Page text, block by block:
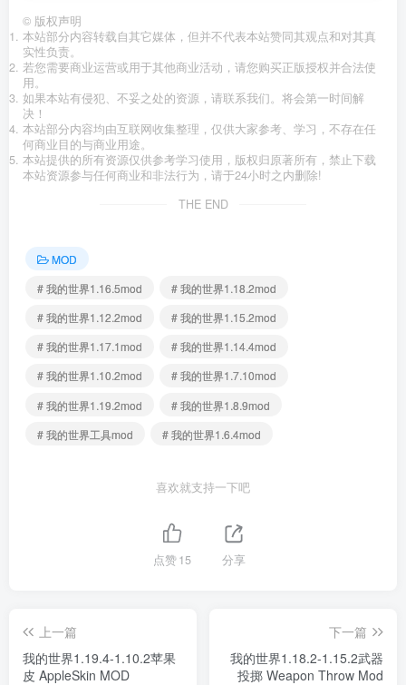
© 版权声明
本站部分内容转载自其它媒体，但并不代表本站赞同其观点和对其真
实性负责。
若您需要商业运营或用于其他商业活动，请您购买正版授权并合法使
用。
如果本站有侵犯、不妥之处的资源，请联系我们。将会第一时间解
决！
本站部分内容均由互联网收集整理，仅供大家参考、学习，不存在任
何商业目的与商业用途。
本站提供的所有资源仅供参考学习使用，版权归原著所有，禁止下载
本站资源参与任何商业和非法行为，请于24小时之内删除!
THE END
MOD
# 我的世界1.16.5mod
# 我的世界1.18.2mod
# 我的世界1.12.2mod
# 我的世界1.15.2mod
# 我的世界1.17.1mod
# 我的世界1.14.4mod
# 我的世界1.10.2mod
# 我的世界1.7.10mod
# 我的世界1.19.2mod
# 我的世界1.8.9mod
# 我的世界工具mod
# 我的世界1.6.4mod
喜欢就支持一下吧
点赞15 分享
上一篇
我的世界1.19.4-1.10.2苹果
皮 AppleSkin MOD
下一篇
我的世界1.18.2-1.15.2武器
投掷 Weapon Throw Mod